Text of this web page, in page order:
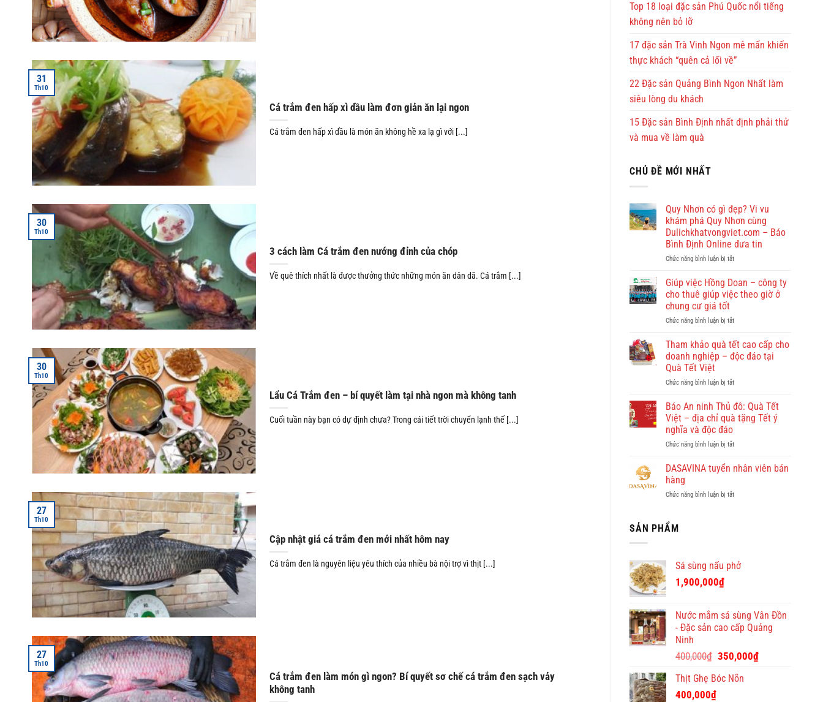
Cá trắm đen hấp xì dầu làm đơn giản ăn lại ngon
Cá trắm đen hấp xì dầu là món ăn không hề xa lạ gì với [...]
31
Th10
3 cách làm Cá trắm đen nướng đỉnh của chóp
Về quê thích nhất là được thưởng thức những món ăn dân dã. Cá trắm [...]
30
Th10
Lẩu Cá Trắm đen – bí quyết làm tại nhà ngon mà không tanh
Cuối tuần này bạn có dự định chưa? Trong cái tiết trời chuyển lạnh thế [...]
30
Th10
Cập nhật giá cá trắm đen mới nhất hôm nay
Cá trắm đen là nguyên liệu yêu thích của nhiều bà nội trợ vì thịt [...]
27
Th10
Cá trắm đen làm món gì ngon? Bí quyết sơ chế cá trắm đen sạch vảy
không tanh
27
Th10
Top 18 loại đặc sản Phú Quốc nổi tiếng
không nên bỏ lỡ
17 đặc sản Trà Vinh Ngon mê mẩn khiến
thực khách “quên cả lối về”
22 Đặc sản Quảng Bình Ngon Nhất làm
siêu lòng du khách
15 Đặc sản Bình Định nhất định phải thử
và mua về làm quà
CHỦ ĐỀ MỚI NHẤT
Quy Nhơn có gì đẹp? Vi vu
khám phá Quy Nhơn cùng
Dulichkhatvongviet.com – Báo
Bình Định Online đưa tin
Chức năng bình luận bị tắtở
Nhơn
gì
Vi
khám
phá
Quy
cùng
–
Báo
Bình
Online
tin
Giúp việc Hồng Doan – công ty
cho thuê giúp việc theo giờ ở
chung cư giá tốt
Chức năng bình luận bị tắtở
việc
Hồng
Doan
công
cho
thuê
giúp
theo
ở
giá
Tham khảo quà tết cao cấp cho
doanh nghiệp – độc đáo tại
Quà Tết Việt
Chức năng bình luận bị tắtở
khảo
quà
tết
cấp
doanh
độc
Báo An ninh Thủ đô: Quà Tết
Việt – địa chỉ quà tặng Tết ý
nghĩa và độc đáo
Chức năng bình luận bị tắtở
An
đô:
quà
nghĩa
và
độc
DASAVINA tuyển nhân viên bán
hàng
Chức năng bình luận bị tắtở
SẢN PHẨM
Sá sùng nấu phở
1,900,000₫
Nước mắm sá sùng Vân Đồn
- Đặc sản cao cấp Quảng
Ninh
400,000₫ Giá
là:
350,000₫Giá
Thịt Ghẹ Bóc Nõn
400,000₫